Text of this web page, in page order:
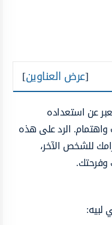
[عرض العناوين]
عن استعداده
الرد على هذه
للشخص الآخر،
وفرحتك.
لبيه: